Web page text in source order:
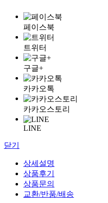
페이스북
트위터
구글+
카카오톡
카카오스토리
LINE
닫기
상세설명
상품후기
상품문의
교환/반품/배송